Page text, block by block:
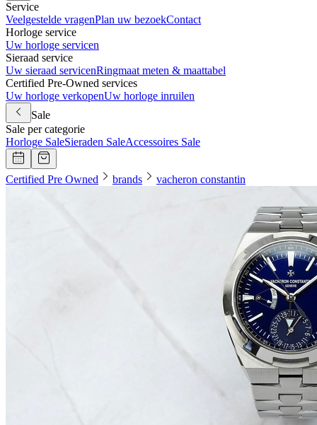
Service
Veelgestelde vragenPlan uw bezoekContact
Horloge service
Uw horloge servicen
Sieraad service
Uw sieraad servicenRingmaat meten & maattabel
Certified Pre-Owned services
Uw horloge verkopenUw horloge inruilen
Sale
Sale per categorie
Horloge SaleSieraden SaleAccessoires Sale
Certified Pre Owned brands vacheron constantin